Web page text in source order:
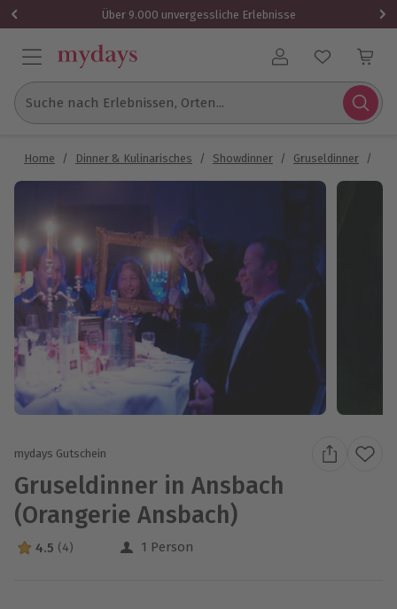
Über 9.000 unvergessliche Erlebnisse
Benutzerkonto
Suche nach Erlebnissen, Orten...
Home / Dinner & Kulinarisches / Showdinner / Gruseldinner /
mydays Gutschein
Gruseldinner in Ansbach
(Orangerie Ansbach)
4.5 Sterne von 5 aus 4 Bewertungen
4.5 (4) 1 Person